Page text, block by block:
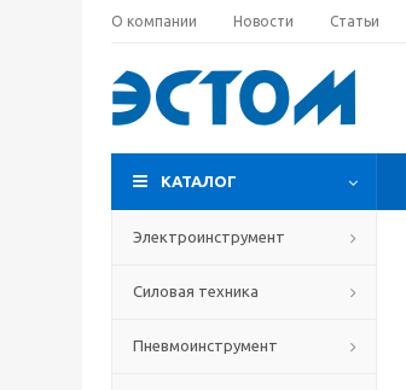
О компании Новости Статьи
КАТАЛОГ
Электроинструмент
Силовая техника
Пневмоинструмент